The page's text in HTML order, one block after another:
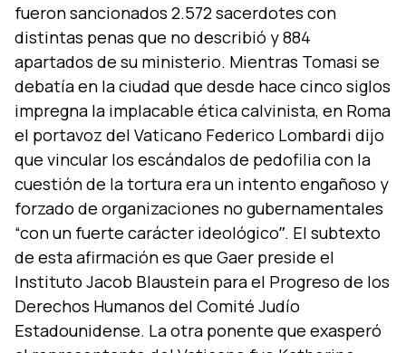
fueron sancionados 2.572 sacerdotes con
distintas penas que no describió y 884
apartados de su ministerio. Mientras Tomasi se
debatí­a en la ciudad que desde hace cinco siglos
impregna la implacable ética calvinista, en Roma
el portavoz del Vaticano Federico Lombardi dijo
que vincular los escándalos de pedofilia con la
cuestión de la tortura era un intento engañoso y
forzado de organizaciones no gubernamentales
“con un fuerte carácter ideológicoˮ. El subtexto
de esta afirmación es que Gaer preside el
Instituto Jacob Blaustein para el Progreso de los
Derechos Humanos del Comité Judí­o
Estadounidense. La otra ponente que exasperó